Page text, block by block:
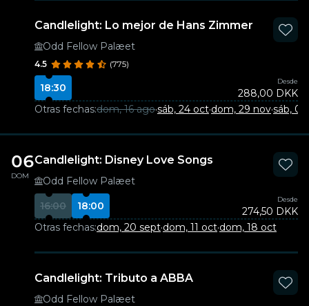
Candlelight: Lo mejor de Hans Zimmer
Odd Fellow Palæet
4.5 (775)
18:30
Desde
288,00 DKK
Otras fechas:dom, 16 ago·sáb, 24 oct·dom, 29 nov·sáb,
06
DOM
Candlelight: Disney Love Songs
Odd Fellow Palæet
16:00
18:00
Desde
274,50 DKK
Otras fechas:dom, 20 sept·dom, 11 oct·dom, 18 oct
Candlelight: Tributo a ABBA
Odd Fellow Palæet